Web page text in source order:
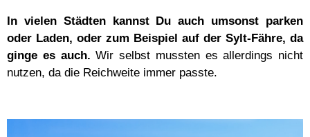
In vielen Städten kannst Du auch umsonst parken
oder Laden, oder zum Beispiel auf der Sylt-Fähre, da
ginge es auch. Wir selbst mussten es allerdings nicht
nutzen, da die Reichweite immer passte.